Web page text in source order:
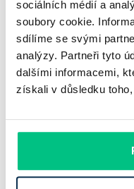
sociálních médií a
soubory cookie.
sdílíme se svými
analýzy. Partneři tyto
dalšími informacemi,
získali v důsledku
Pavel Pohanka|
4 minuty k přečtení